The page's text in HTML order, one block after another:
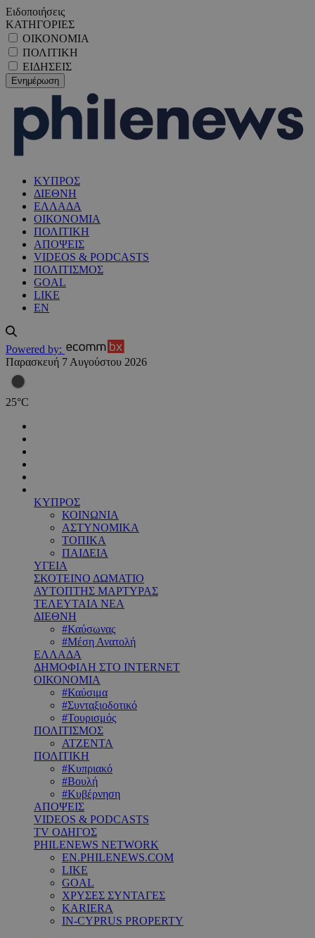
Ειδοποιήσεις
ΚΑΤΗΓΟΡΙΕΣ
ΟΙΚΟΝΟΜΙΑ
ΠΟΛΙΤΙΚΗ
ΕΙΔΗΣΕΙΣ
ΚΥΠΡΟΣ
ΔΙΕΘΝΗ
ΕΛΛΑΔΑ
ΟΙΚΟΝΟΜΙΑ
ΠΟΛΙΤΙΚΗ
ΑΠΟΨΕΙΣ
VIDEOS & PODCASTS
ΠΟΛΙΤΙΣΜΟΣ
GOAL
LIKE
EN
Powered by:
Παρασκευή 7 Αυγούστου 2026
25°C
ΚΥΠΡΟΣ
ΚΟΙΝΩΝΙΑ
ΑΣΤΥΝΟΜΙΚΑ
ΤΟΠΙΚΑ
ΠΑΙΔΕΙΑ
ΥΓΕΙΑ
ΣΚΟΤΕΙΝΟ ΔΩΜΑΤΙΟ
ΑΥΤΟΠΤΗΣ ΜΑΡΤΥΡΑΣ
ΤΕΛΕΥΤΑΙΑ ΝΕΑ
ΔΙΕΘΝΗ
#Καύσωνας
#Μέση Ανατολή
ΕΛΛΑΔΑ
ΔΗΜΟΦΙΛΗ ΣΤΟ INTERNET
ΟΙΚΟΝΟΜΙΑ
#Καύσιμα
#Συνταξιοδοτικό
#Τουρισμός
ΠΟΛΙΤΙΣΜΟΣ
ΑΤΖΕΝΤΑ
ΠΟΛΙΤΙΚΗ
#Κυπριακό
#Βουλή
#Κυβέρνηση
ΑΠΟΨΕΙΣ
VIDEOS & PODCASTS
TV ΟΔΗΓΟΣ
PHILENEWS NETWORK
EN.PHILENEWS.COM
LIKE
GOAL
ΧΡΥΣΕΣ ΣΥΝΤΑΓΕΣ
KARIERA
IN-CYPRUS PROPERTY